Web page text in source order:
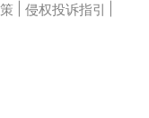
侵权投诉指引